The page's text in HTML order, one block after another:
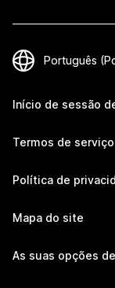
Início de sessão
Termos de serviço
Política de
Mapa do site
As suas opções